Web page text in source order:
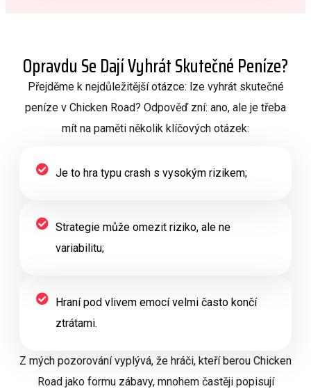
Opravdu Se Dají Vyhrát Skutečné Peníze?
Přejděme k nejdůležitější otázce: lze vyhrát skutečné
peníze v Chicken Road? Odpověď zní: ano, ale je třeba
mít na paměti několik klíčových otázek:
Je to hra typu crash s vysokým rizikem;
Strategie může omezit riziko, ale ne
variabilitu;
Hraní pod vlivem emocí velmi často končí
ztrátami.
Z mých pozorování vyplývá, že hráči, kteří berou Chicken
Road jako formu zábavy, mnohem častěji popisují